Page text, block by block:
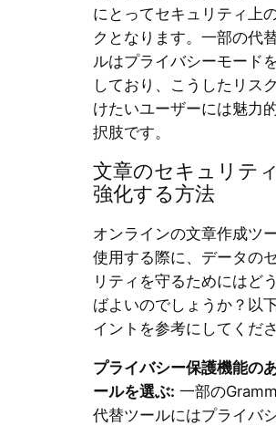
にとってセキュリティ上
クとなります。一部の代
ルはプライバシーモード
しており、こうしたリス
けたいユーザーには魅力
択肢です。
文章のセキュリテ
強化する方法
オンラインの文章作成ツ
使用する際に、データの
リティを守るためにはど
ばよいのでしょうか？以
イントを参考にしてくださ
プライバシー保護機能の
ールを選ぶ: 一部の
代替ツールにはプライバ